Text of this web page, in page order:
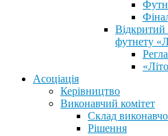
Відкритий
футнету
Асоціація
Керівництво
Виконавчий комітет
Склад
Рішення